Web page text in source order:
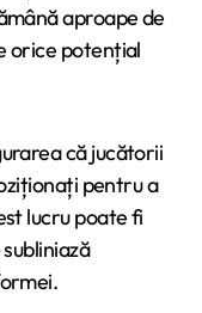
aproape de
orice potențial
că jucătorii
pentru a
lucru poate fi